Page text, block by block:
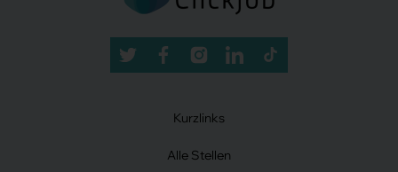
Kurzlinks
Alle Stellen